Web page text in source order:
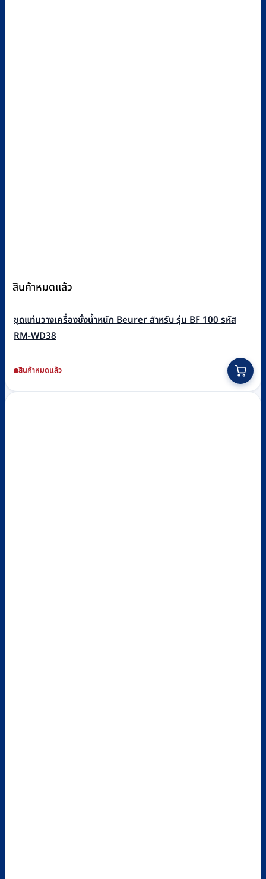
สินค้าหมดแล้ว
ชุดแท่นวางเครื่องชั่งน้ำหนัก Beurer สำหรับ รุ่น BF 100 รหัส
RM-WD38
สินค้าหมดแล้ว